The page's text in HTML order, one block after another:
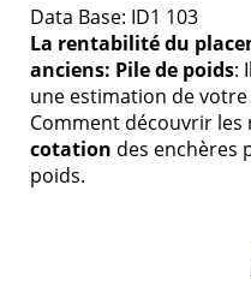
Data Base: ID1 103
La rentabilité du
anciens: Pile de poids:
une estimation de votre
Comment découvrir
cotation des enchères
poids.